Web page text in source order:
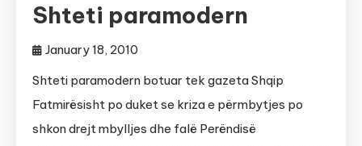
Shteti paramodern
January 18, 2010
Shteti paramodern botuar tek gazeta Shqip
Fatmirësisht po duket se kriza e përmbytjes po
shkon drejt mbylljes dhe falë Perëndisë